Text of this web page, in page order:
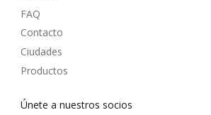
FAQ
Contacto
Ciudades
Productos
Únete a nuestros socios